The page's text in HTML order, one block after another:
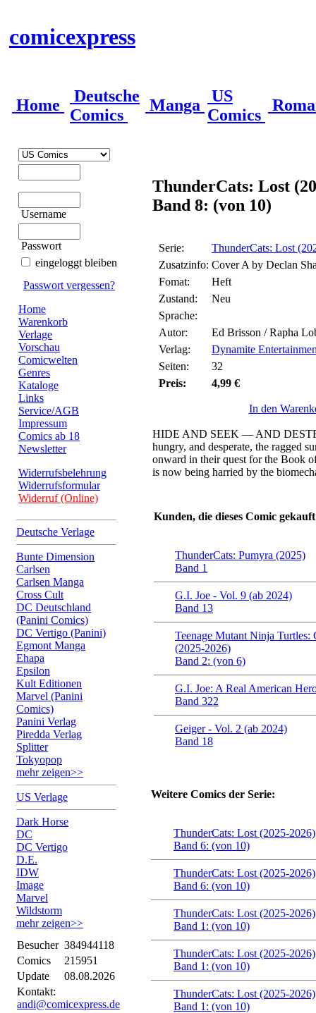
comicexpress
Home
Deutsche
Comics
Manga
US
Comics
Username
Passwort
eingeloggt bleiben
Passwort vergessen?
Home
Warenkorb
Verlage
Vorschau
Comicwelten
Genres
Kataloge
Links
Service/AGB
Impressum
Comics ab 18
Newsletter
Widerrufsbelehrung
Widerrufsformular
Widerruf (Online)
Deutsche Verlage
Bunte Dimension
Carlsen
Carlsen Manga
Cross Cult
DC Deutschland
(Panini Comics)
DC Vertigo (Panini)
Egmont Manga
Ehapa
Epsilon
Kult Editionen
Marvel (Panini
Comics)
Panini Verlag
Piredda Verlag
Splitter
Tokyopop
mehr zeigen>>
US Verlage
Dark Horse
DC
DC Vertigo
D.E.
IDW
Image
Marvel
Wildstorm
mehr zeigen>>
Besucher 384944118
Comics
215951
Update
08.08.2026
Kontakt:
andi@comicexpress.de
ThunderCats: Lost
Band 8: (von 10)
Serie:
ThunderCats: Lost
Zusatzinfo: Cover A by Declan
Fomat:
Heft
Zustand:
Neu
Sprache:
Autor:
Ed Brisson / Rapha
Verlag:
Dynamite
Seiten:
32
Preis:
4,99 €
In den
HIDE AND SEEK — AND
hungry, and desperate, the ragged
onward in their quest for the Book
is now being harried by the
Kunden, die dieses Comic
ThunderCats: Pumyra (2025)
Band 1
G.I. Joe - Vol. 9 (ab 2024)
Band 13
Teenage Mutant Ninja Turtles:
(2025-2026)
Band 2: (von 6)
G.I. Joe: A Real American
Band 322
Geiger - Vol. 2 (ab 2024)
Band 18
Weitere Comics der Serie:
ThunderCats: Lost (2025-2026)
Band 6: (von 10)
ThunderCats: Lost (2025-2026)
Band 6: (von 10)
ThunderCats: Lost (2025-2026)
Band 1: (von 10)
ThunderCats: Lost (2025-2026)
Band 1: (von 10)
ThunderCats: Lost (2025-2026)
Band 1: (von 10)